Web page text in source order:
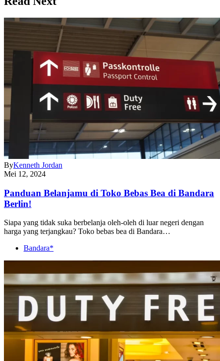
ByKenneth Jordan
Mei 12, 2024
Panduan Belanjamu di Toko Bebas Bea di Bandara
Berlin!
Siapa yang tidak suka berbelanja oleh-oleh di luar negeri dengan
harga yang terjangkau? Toko bebas bea di Bandara…
Bandara*